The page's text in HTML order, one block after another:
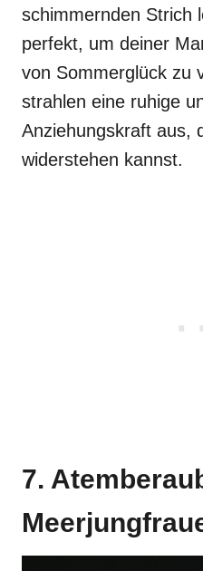
schimmernden Strich
perfekt, um deiner
von Sommerglück zu
strahlen eine ruhige
Anziehungskraft aus,
widerstehen kannst.
7.